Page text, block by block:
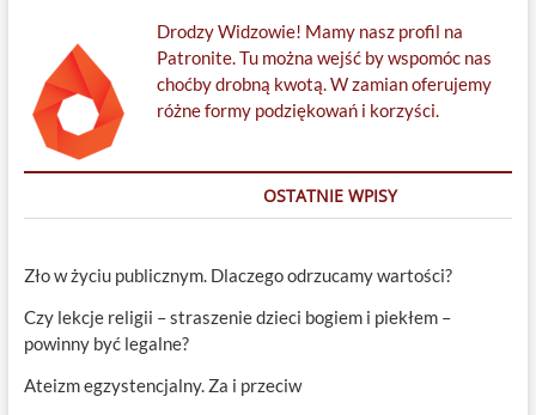
Drodzy Widzowie! Mamy nasz profil na
Patronite. Tu można wejść by wspomóc nas
choćby drobną kwotą. W zamian oferujemy
różne formy podziękowań i korzyści.
OSTATNIE WPISY
Zło w życiu publicznym. Dlaczego odrzucamy wartości?
Czy lekcje religii – straszenie dzieci bogiem i piekłem –
powinny być legalne?
Ateizm egzystencjalny. Za i przeciw